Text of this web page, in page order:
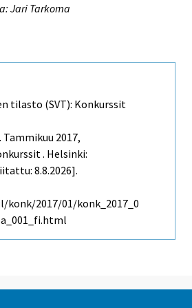
Jari Tarkoma
tilasto (SVT): Konkurssit
Tammikuu 2017,
. Helsinki:
8.8.2026].
2017/01/konk_2017_0